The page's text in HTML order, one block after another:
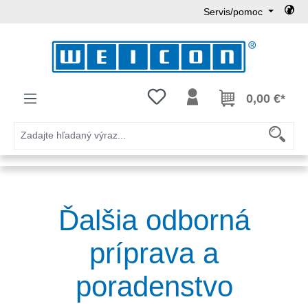
Servis/pomoc
Máte 0 položky zoznamu želaní
0,00 €*
Ďalšia odborná
príprava a
poradenstvo